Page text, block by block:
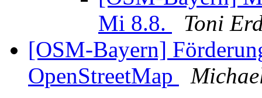
Mi 8.8.
Toni
[OSM-Bayern]
OpenStreetMap